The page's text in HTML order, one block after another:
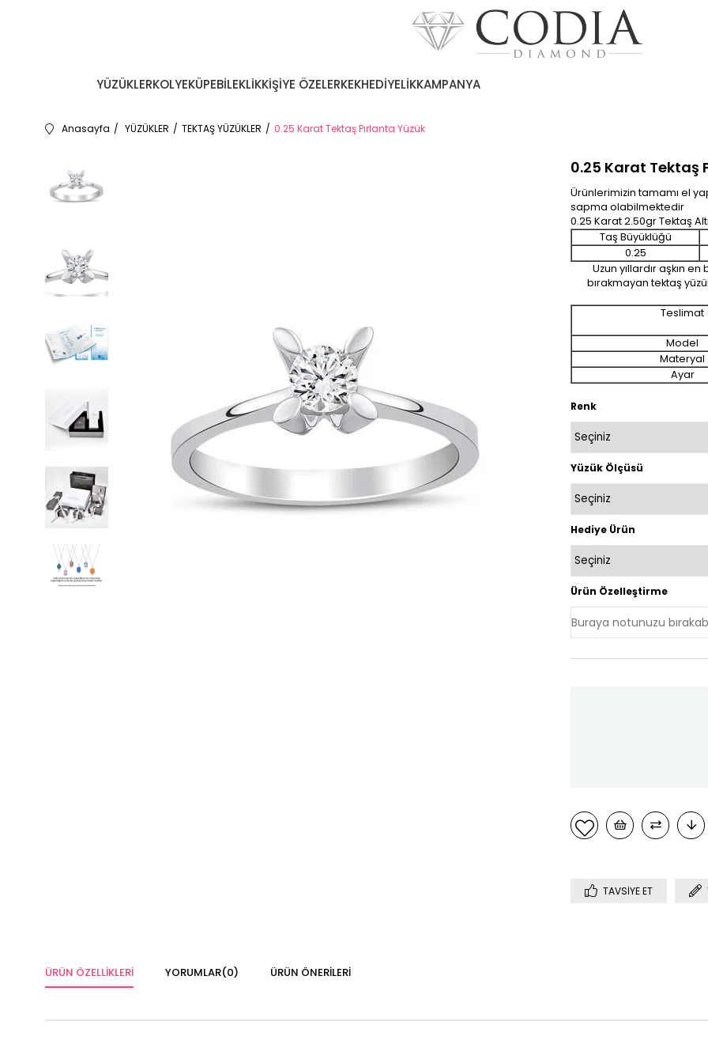
YÜZÜKLERKOLYEKÜPEBİLEKLİKKİŞİYE ÖZELERKEKHEDİYELİKKAMPANYA
Anasayfa YÜZÜKLER TEKTAŞ YÜZÜKLER 0.25 Karat Tektaş Pırlanta Yüzük
0.25 Karat Tektaş
Ürünlerimizin tamamı el
sapma olabilmektedir
0.25 Karat 2.50gr Tektaş
Taş Büyüklüğü
0.25
Uzun yıllardır aşkın
bırakmayan tektaş
Teslimat
Model
Materyal
Ayar
Renk
Yüzük Ölçüsü
Hediye Ürün
Ürün Özelleştirme
TAVSIYE ET
ÜRÜN ÖZELLIKLERI YORUMLAR(0) ÜRÜN ÖNERILERI